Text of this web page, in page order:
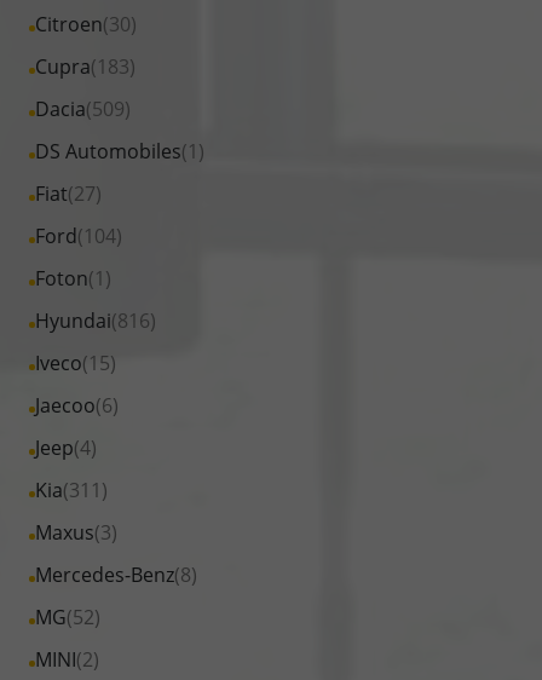
Audi
anzeigen
Fahrzeuge
BYD
anzeigen
Citroen(30)
Alle
Fahrzeuge
Citroen
anzeigen
Cupra(183)
Alle
Fahrzeuge
Cupra
anzeigen
Dacia(509)
Alle
Fahrzeuge
Dacia
anzeigen
DS Automobiles(1)
Alle
Fahrzeuge
DS
Automobiles
anzeigen
Fiat(27)
Alle
Fahrzeuge
Fiat
anzeigen
Ford(104)
Alle
Fahrzeuge
Ford
anzeigen
Foton(1)
Alle
Fahrzeuge
Foton
anzeigen
Hyundai(816)
Alle
Fahrzeuge
Hyundai
anzeigen
Iveco(15)
Alle
Fahrzeuge
Iveco
anzeigen
Jaecoo(6)
Alle
Fahrzeuge
Jaecoo
anzeigen
Jeep(4)
Alle
Fahrzeuge
Jeep
anzeigen
Kia(311)
Alle
Fahrzeuge
Kia
anzeigen
Maxus(3)
Alle
Fahrzeuge
Maxus
anzeigen
Mercedes-Benz(8)
Alle
Fahrzeuge
Mercedes-
MG(52)
Alle
Fahrzeuge
MINI(2)
Alle